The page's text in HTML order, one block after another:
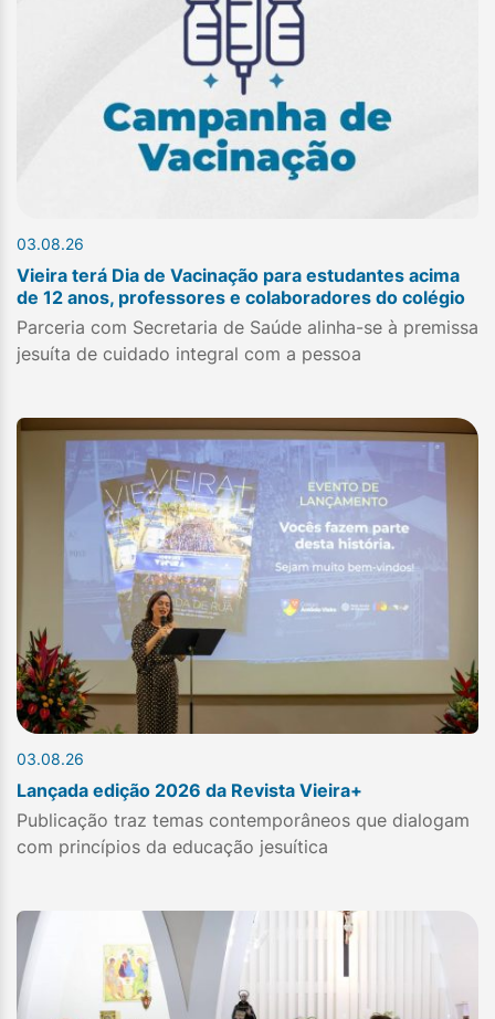
03.08.26
Vieira terá Dia de Vacinação para estudantes acima
de 12 anos, professores e colaboradores do colégio
Parceria com Secretaria de Saúde alinha-se à premissa
jesuíta de cuidado integral com a pessoa
03.08.26
Lançada edição 2026 da Revista Vieira+
Publicação traz temas contemporâneos que dialogam
com princípios da educação jesuítica